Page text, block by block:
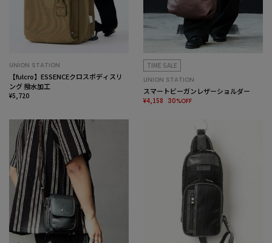
UNION STATION
【fulcro】ESSENCEクロスボディスリ
ング 撥水加工
¥5,720
TIME SALE
UNION STATION
スマートビーガンレザーショルダー
¥4,158 30%OFF